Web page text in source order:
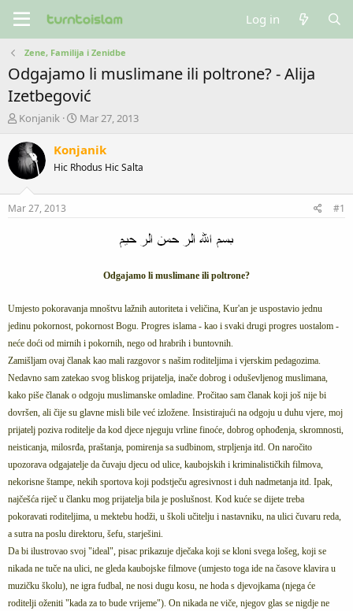
Log in
Zene, Familija i Zenidbe
Odgajamo li muslimane ili poltrone? - Alija
Izetbegović
T
r
e
a
t
Konjanik
S
a
r
t
Mar 27, 2013
Konjanik
Hic Rhodus Hic Salta
Mar 27, 2013 #1
Odgajamo li muslimane ili poltrone?
Umjesto pokoravanja mnoštvu lažnih autoriteta i veličina, Kur'an je uspostavio jednu
jedinu pokornost, pokornost Bogu. Progres islama - kao i svaki drugi progres uostalom -
neće doći od mirnih i pokornih, nego od hrabrih i buntovnih.
Zamišljam ovaj članak kao mali razgovor s našim roditeljima i vjerskim pedagozima.
Nedavno sam zatekao svog bliskog prijatelja, inače dobrog i oduševljenog muslimana,
kako piše članak o odgoju muslimanske omladine. Pročitao sam članak koji još nije bi
dovršen, ali čije su glavne misli bile već izložene. Insistirajući na odgoju u duhu vjere, moj
prijatelj poziva roditelje da kod djece njeguju vrline finoće, dobrog ophođenja, skromnosti,
neisticanja, milosrđa, praštanja, pomirenja sa sudbinom, strpljenja itd. On naročito
upozorava odgajatelje da čuvaju djecu od ulice, kaubojskih i kriminalističkih filmova,
nekorisne štampe, nekih sportova koji podstječu agresivnost i duh nadmetanja itd. Ipak,
najčešća riječ u članku mog prijatelja bila je poslušnost. Kod kuće se dijete treba
pokoravati roditeljima, u mektebu hodži, u školi učitelju i nastavniku, na ulici čuvaru reda,
a sutra na poslu direktoru, šefu, starješini.
Da bi ilustrovao svoj "ideal", pisac prikazuje dječaka koji se kloni svega lošeg, koji se
nikada ne tuče na ulici, ne gleda kaubojske filmove (umjesto toga ide na časove klavira u
muzičku školu), ne igra fudbal, ne nosi dugu kosu, ne hoda s djevojkama (njega će
roditelji oženiti "kada za to bude vrijeme"). On nikada ne viče, njegov glas se nigdje ne